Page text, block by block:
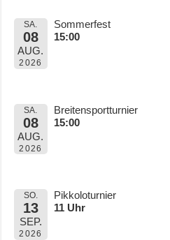
SA.
08
AUG.
2026
Sommerfest
15:00
SA.
08
AUG.
2026
Breitensportturnier
15:00
SO.
13
SEP.
2026
Pikkoloturnier
11 Uhr